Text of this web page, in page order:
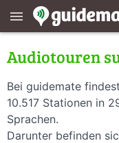
menu
Audiotouren
Bei guidemate
10.517 Stationen in
Sprachen.
Darunter befinden